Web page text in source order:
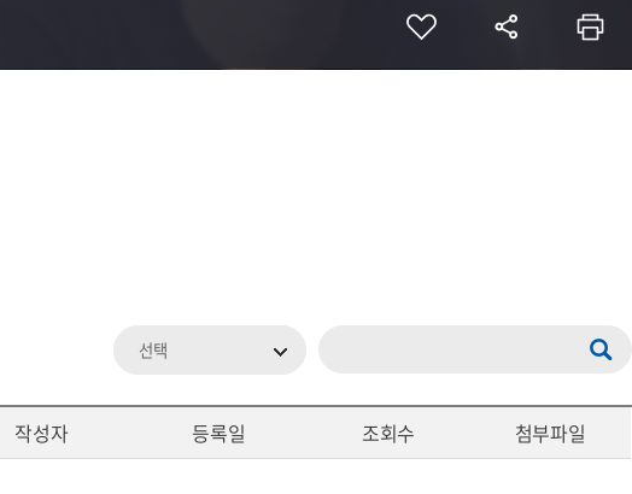
선택
작성자 등록일 조회수 첨부파일